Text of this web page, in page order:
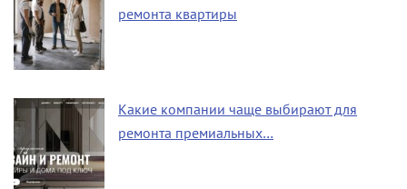
ремонта квартиры
Какие компании чаще выбирают для
ремонта премиальных…